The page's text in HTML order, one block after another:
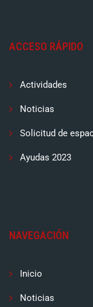
ACCESO RÁPIDO
Actividades
Noticias
Solicitud de
Ayudas 2023
NAVEGACIÓN
Inicio
Noticias